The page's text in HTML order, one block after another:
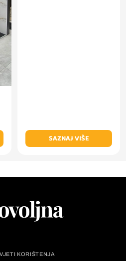
SAZNAJ VIŠE
KORIŠTENJA